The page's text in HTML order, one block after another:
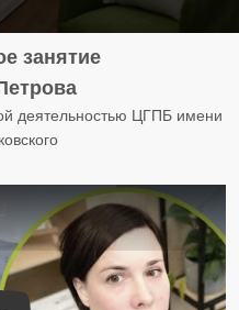
занятие
деятельностью ЦГПБ имени